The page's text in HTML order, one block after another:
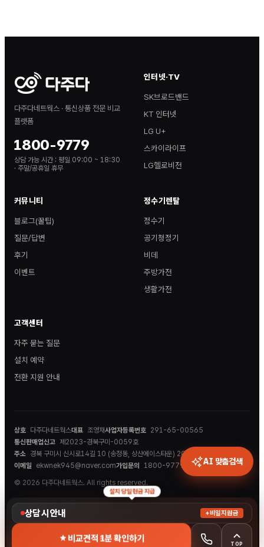
상담 시 안내 +비밀지원금
설치 당일 현금 지급
비교견적 1분 확인하기
TOP
다주다네트웍스 · 통신상품 전문 비교
플랫폼
1800-9779
상담 가능 시간 : 평일 09:00 ~ 18:30
· 주말/공휴일 휴무
인터넷·TV
SK브로드밴드
KT 인터넷
LG U+
스카이라이프
LG헬로비전
커뮤니티
블로그(꿀팁)
질문/답변
후기
이벤트
정수기렌탈
정수기
공기청정기
비데
주방가전
생활가전
고객센터
자주 묻는 질문
설치 예약
전환 지원 안내
상호 다주다네트웍스대표 조영재사업자등록번호 291-65-00565
통신판매업신고 제2023-경북구미-0059호
주소 경북 구미시 신시로14길 10 (송정동, 상산에이스타운) 202호
이메일
ekwnek945@naver.com가입문의 1800-9779
© 2026 다주다네트웍스. All rights reserved.
AI 맞춤검색